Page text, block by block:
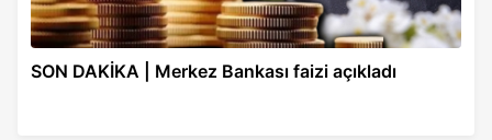
SON DAKİKA | Merkez Bankası faizi açıkladı